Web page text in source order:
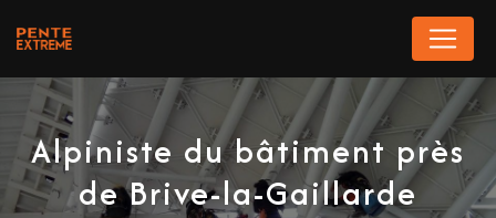
Alpiniste du bâtiment près
de Brive-la-Gaillarde